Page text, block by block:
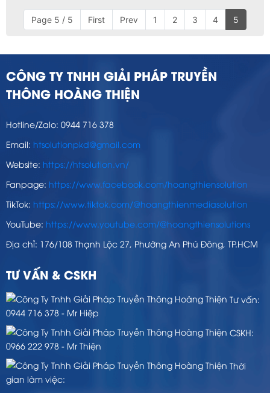
Page 5 / 5 First Prev 1 2 3 4 5
CÔNG TY TNHH GIẢI PHÁP TRUYỀN
THÔNG HOÀNG THIỆN
Hotline/Zalo: 0944 716 378
Email: htsolutionpkd@gmail.com
Website: https://htsolution.vn/
Fanpage: https://www.facebook.com/hoangthiensolution
TikTok: https://www.tiktok.com/@hoangthienmediasolution
YouTube: https://www.youtube.com/@hoangthiensolutions
Địa chỉ: 176/108 Thạnh Lộc 27, Phường An Phú Đông, TP.HCM
TƯ VẤN & CSKH
Tư vấn:
0944 716 378 - Mr Hiệp
CSKH:
0966 222 978 - Mr Thiện
Thời
gian làm việc: